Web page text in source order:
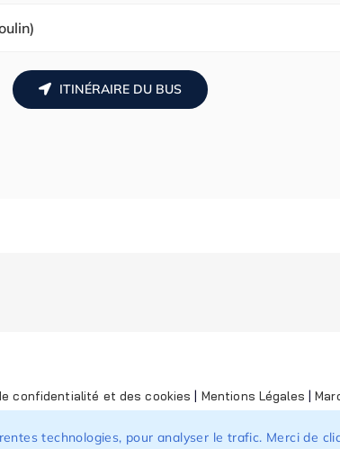
ITINÉRAIRE DU BUS
confidentialité et des cookies Mentions Légales |
technologies, pour analyser le trafic. Merci de